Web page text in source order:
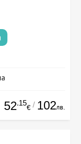
52.15
€ / 102лв.